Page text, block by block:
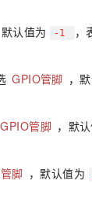
认值为 -1
，
GPIO管脚 ，
GPIO管脚 ，默
脚 ，默认值为